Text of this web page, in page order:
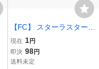
【FC】 スターラスター
最安販売！ １円スタート
商品説明必読
現在 1円
即決 98円
送料未定